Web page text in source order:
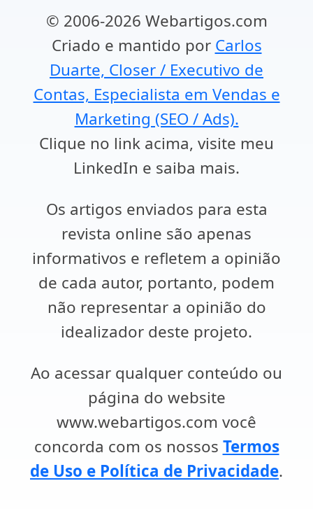
© 2006-2026 Webartigos.com
Criado e mantido por Carlos
Duarte, Closer / Executivo de
Contas, Especialista em Vendas e
Marketing (SEO / Ads).
Clique no link acima, visite meu
LinkedIn e saiba mais.
Os artigos enviados para esta
revista online são apenas
informativos e refletem a opinião
de cada autor, portanto, podem
não representar a opinião do
idealizador deste projeto.
Ao acessar qualquer conteúdo ou
página do website
www.webartigos.com você
concorda com os nossos Termos
de Uso e Política de Privacidade.